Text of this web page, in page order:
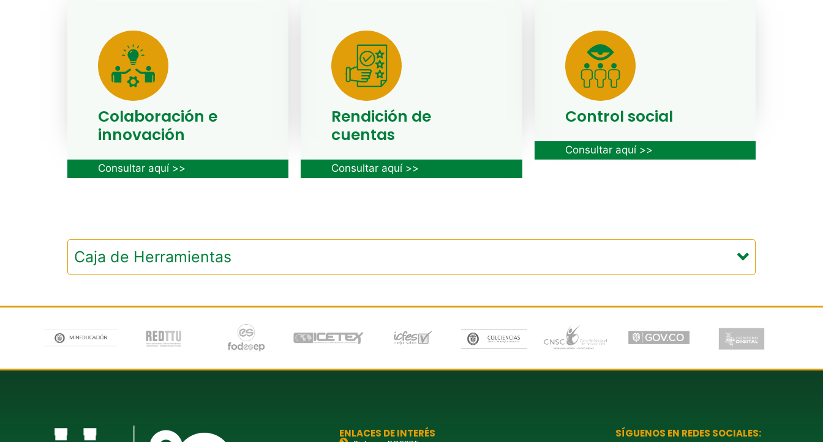
Colaboración e
innovación
Consultar aquí >>
Rendición de
cuentas
Consultar aquí >>
Control social
Consultar aquí >>
Caja de Herramientas
ENLACES DE INTERÉS SÍGUENOS EN REDES SOCIALES: